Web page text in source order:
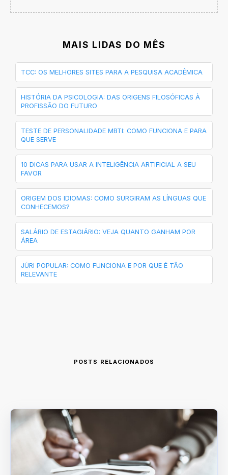
MAIS LIDAS DO MÊS
TCC: OS MELHORES SITES PARA A PESQUISA ACADÊMICA
HISTÓRIA DA PSICOLOGIA: DAS ORIGENS FILOSÓFICAS À
PROFISSÃO DO FUTURO
TESTE DE PERSONALIDADE MBTI: COMO FUNCIONA E PARA
QUE SERVE
10 DICAS PARA USAR A INTELIGÊNCIA ARTIFICIAL A SEU
FAVOR
ORIGEM DOS IDIOMAS: COMO SURGIRAM AS LÍNGUAS QUE
CONHECEMOS?
SALÁRIO DE ESTAGIÁRIO: VEJA QUANTO GANHAM POR
ÁREA
JÚRI POPULAR: COMO FUNCIONA E POR QUE É TÃO
RELEVANTE
POSTS RELACIONADOS